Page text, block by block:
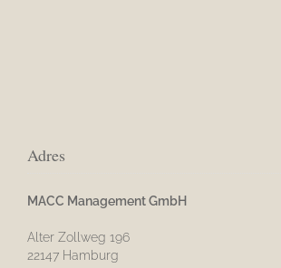
Adres
MACC Management GmbH
Alter Zollweg 196
22147 Hamburg